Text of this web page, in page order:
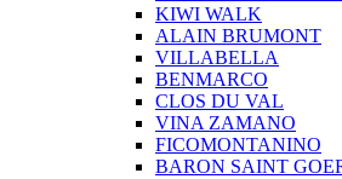
KIWI WALK
ALAIN BRUMONT
VILLABELLA
BENMARCO
CLOS DU VAL
VINA ZAMANO
FICOMONTANINO
BARON SAINT